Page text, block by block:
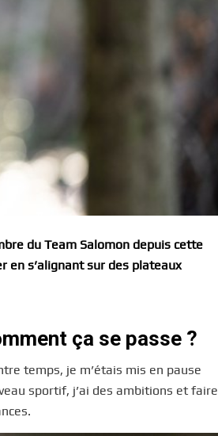
du Team Salomon depuis cette
en s’alignant sur des plateaux
ça se passe ?
temps, je m’étais mis en pause
sportif, j’ai des ambitions et faire